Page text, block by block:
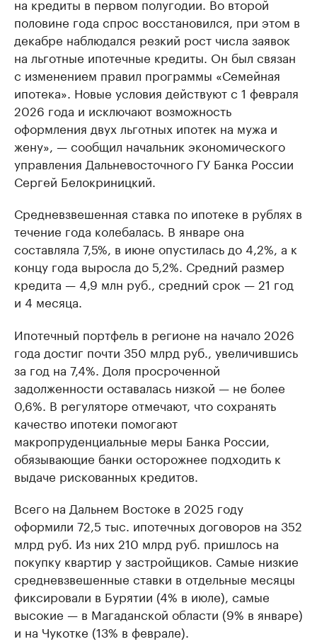
половине года спрос восстановился, при этом в
декабре наблюдался резкий рост числа заявок
на льготные ипотечные кредиты. Он был связан
с изменением правил программы «Семейная
ипотека». Новые условия действуют с 1 февраля
2026 года и исключают возможность
оформления двух льготных ипотек на мужа и
жену», — сообщил начальник экономического
управления Дальневосточного ГУ Банка России
Сергей Белокриницкий.
Средневзвешенная ставка по ипотеке в рублях в
течение года колебалась. В январе она
составляла 7,5%, в июне опустилась до 4,2%, а к
концу года выросла до 5,2%. Средний размер
кредита — 4,9 млн руб., средний срок — 21 год
и 4 месяца.
Ипотечный портфель в регионе на начало 2026
года достиг почти 350 млрд руб., увеличившись
за год на 7,4%. Доля просроченной
задолженности оставалась низкой — не более
0,6%. В регуляторе отмечают, что сохранять
качество ипотеки помогают
макропруденциальные меры Банка России,
обязывающие банки осторожнее подходить к
выдаче рискованных кредитов.
Всего на Дальнем Востоке в 2025 году
оформили 72,5 тыс. ипотечных договоров на 352
млрд руб. Из них 210 млрд руб. пришлось на
покупку квартир у застройщиков. Самые низкие
средневзвешенные ставки в отдельные месяцы
фиксировали в Бурятии (4% в июле), самые
высокие — в Магаданской области (9% в январе)
и на Чукотке (13% в феврале).